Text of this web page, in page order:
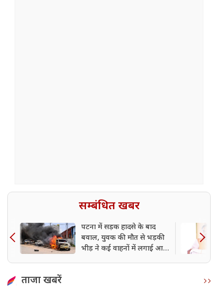
सम्बंधित खबर
पटना में सड़क हादसे के बाद
बवाल, युवक की मौत से भड़की
भीड़ ने कई वाहनों में लगाई आग;
ताजा खबरें